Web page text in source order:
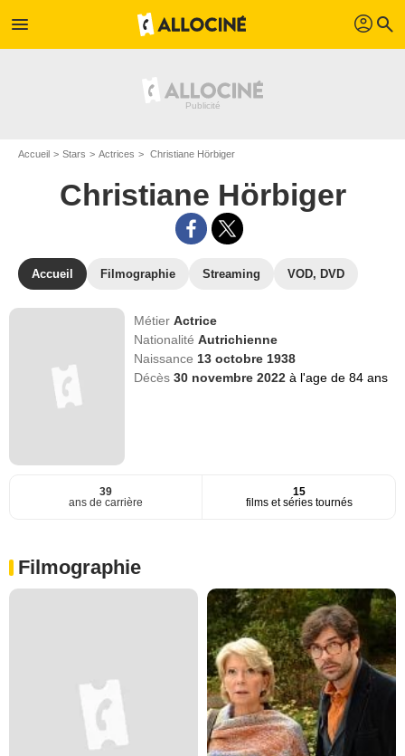
menu profil search
Accueil Stars Actrices Christiane Hörbiger
Christiane Hörbiger
Accueil Filmographie Streaming VOD, DVD
MétierActrice
NationalitéAutrichienne
Naissance 13 octobre 1938
Décès30 novembre 2022à l'age de 84 ans
39
ans de carrière
15
films et séries tournés
Filmographie